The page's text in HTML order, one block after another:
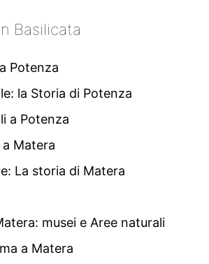
Basilicata
Potenza
la Storia di Potenza
a Potenza
Matera
La storia di Matera
musei e Aree naturali
a Matera